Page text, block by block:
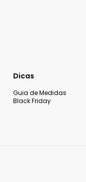
Dicas
Guia de Medidas
Black Friday